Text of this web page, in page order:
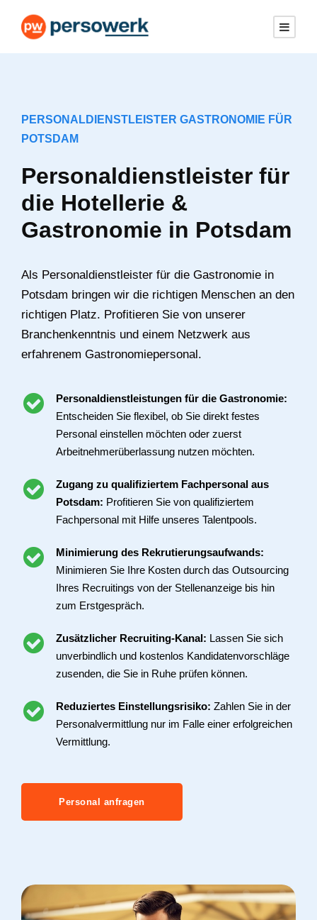
PERSONALDIENSTLEISTER GASTRONOMIE FÜR
POTSDAM
Personaldienstleister für
die Hotellerie &
Gastronomie in Potsdam
Als Personaldienstleister für die Gastronomie in
Potsdam bringen wir die richtigen Menschen an den
richtigen Platz. Profitieren Sie von unserer
Branchenkenntnis und einem Netzwerk aus
erfahrenem Gastronomiepersonal.
Personaldienstleistungen für die Gastronomie:
Entscheiden Sie flexibel, ob Sie direkt festes
Personal einstellen möchten oder zuerst
Arbeitnehmerüberlassung nutzen möchten.
Zugang zu qualifiziertem Fachpersonal aus
Potsdam: Profitieren Sie von qualifiziertem
Fachpersonal mit Hilfe unseres Talentpools.
Minimierung des Rekrutierungsaufwands:
Minimieren Sie Ihre Kosten durch das Outsourcing
Ihres Recruitings von der Stellenanzeige bis hin
zum Erstgespräch.
Zusätzlicher Recruiting-Kanal: Lassen Sie sich
unverbindlich und kostenlos Kandidatenvorschläge
zusenden, die Sie in Ruhe prüfen können.
Reduziertes Einstellungsrisiko: Zahlen Sie in der
Personalvermittlung nur im Falle einer erfolgreichen
Vermittlung.
Personal anfragen